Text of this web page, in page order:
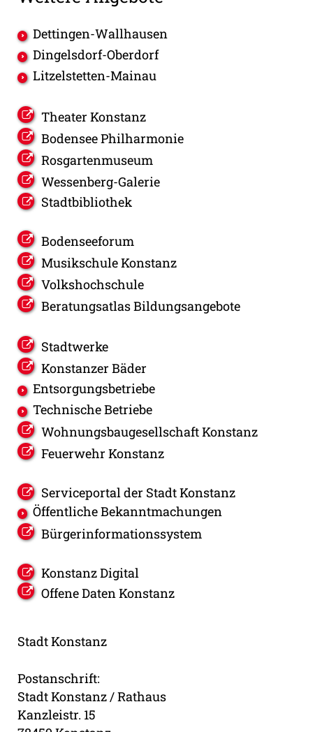
Dettingen-Wallhausen
Dingelsdorf-Oberdorf
Litzelstetten-Mainau
Theater Konstanz
Bodensee Philharmonie
Rosgartenmuseum
Wessenberg-Galerie
Stadtbibliothek
Bodenseeforum
Musikschule Konstanz
Volkshochschule
Beratungsatlas Bildungsangebote
Stadtwerke
Konstanzer Bäder
Entsorgungsbetriebe
Technische Betriebe
Wohnungsbaugesellschaft Konstanz
Feuerwehr Konstanz
Serviceportal der Stadt Konstanz
Öffentliche Bekanntmachungen
Bürgerinformationssystem
Konstanz Digital
Offene Daten Konstanz
Stadt Konstanz
Postanschrift:
Stadt Konstanz / Rathaus
Kanzleistr. 15